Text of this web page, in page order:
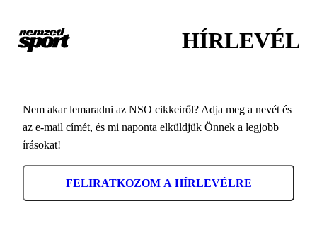
HÍRLEVÉL
Nem akar lemaradni az NSO cikkeiről? Adja meg a nevét és
az e-mail címét, és mi naponta elküldjük Önnek a legjobb
írásokat!
FELIRATKOZOM A HÍRLEVÉLRE